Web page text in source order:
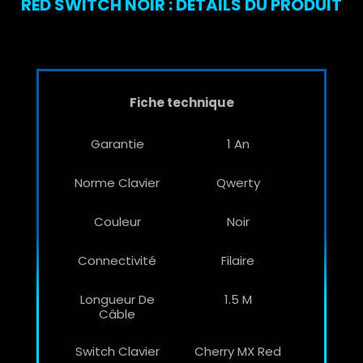
RED SWITCH NOIR : DÉTAILS DU PRODUIT
Fiche technique
Garantie 1 An
Norme Clavier Qwerty
Couleur Noir
Connectivité Filaire
Longueur De
Câble
1.5 M
Switch Clavier Cherry MX Red